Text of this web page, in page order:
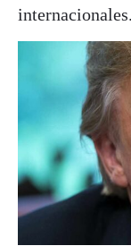
internacionales.